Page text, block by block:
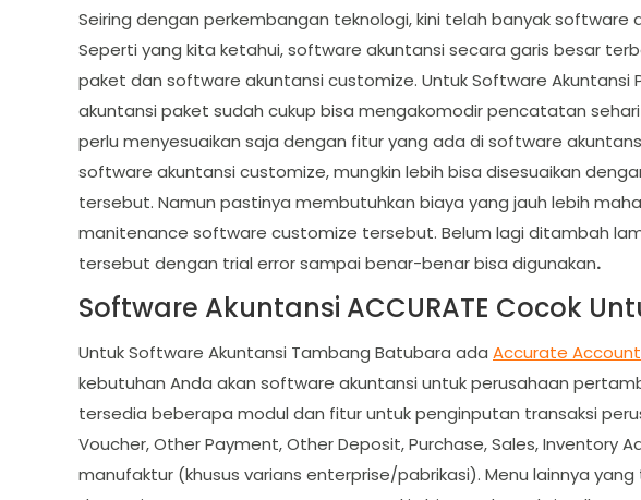
Seiring dengan perkembangan teknologi, kini telah banyak software
Seperti yang kita ketahui, software akuntansi secara garis besar
paket dan software akuntansi customize. Untuk Software
akuntansi paket sudah cukup bisa mengakomodir pencatatan
perlu menyesuaikan saja dengan fitur yang ada di software
software akuntansi customize, mungkin lebih bisa disesuaikan
tersebut. Namun pastinya membutuhkan biaya yang jauh lebih
manitenance software customize tersebut. Belum lagi ditambah
tersebut dengan trial error sampai benar-benar bisa digunakan.
Software Akuntansi ACCURATE Cocok
Untuk Software Akuntansi Tambang Batubara ada Accurate
kebutuhan Anda akan software akuntansi untuk perusahaan
tersedia beberapa modul dan fitur untuk penginputan transaksi
Voucher, Other Payment, Other Deposit, Purchase, Sales, Inventory
manufaktur (khusus varians enterprise/pabrikasi). Menu lainnya